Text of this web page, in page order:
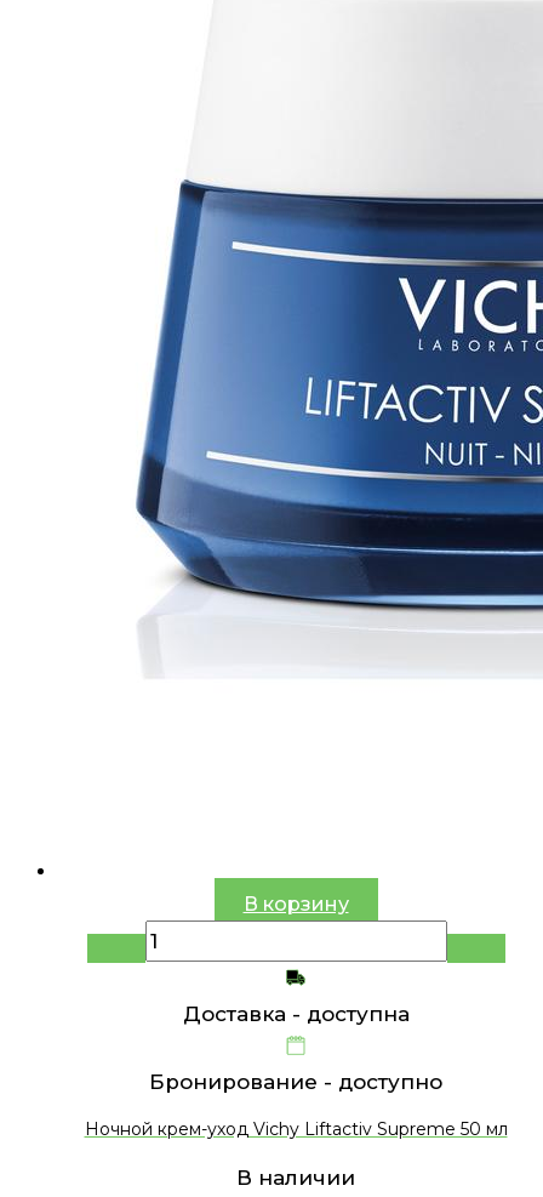
В корзину
Доставка - доступна
Бронирование - доступно
Ночной крем-уход Vichy Liftactiv Supreme 50 мл
В наличии